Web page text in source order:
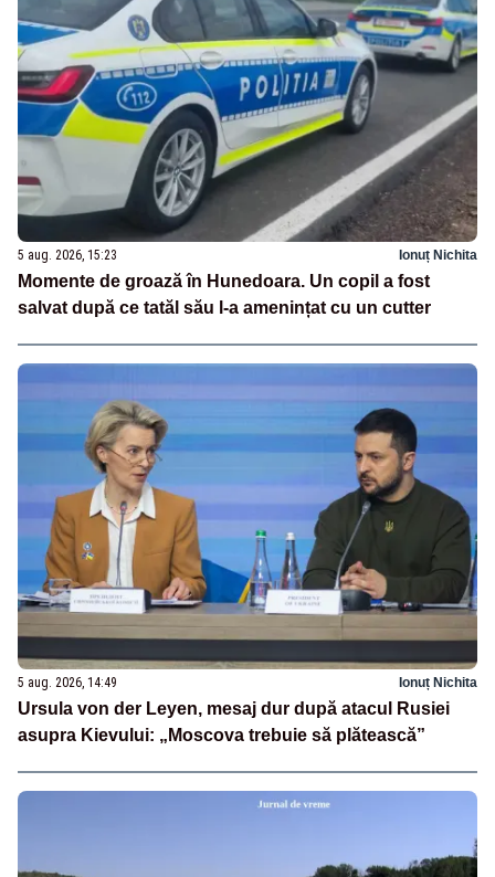
5 aug. 2026, 15:23 Ionuț Nichita
Momente de groază în Hunedoara. Un copil a fost
salvat după ce tatăl său l-a amenințat cu un cutter
5 aug. 2026, 14:49 Ionuț Nichita
Ursula von der Leyen, mesaj dur după atacul Rusiei
asupra Kievului: „Moscova trebuie să plătească”